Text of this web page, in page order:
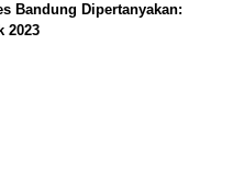
Bandung Dipertanyakan:
2023